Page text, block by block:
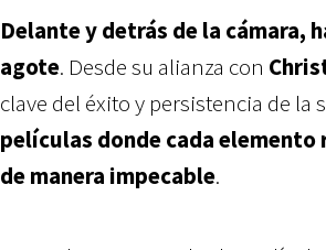
Delante y detrás de la cámara,
agote. Desde su alianza con
clave del éxito y persistencia de la
películas donde cada
de manera impecable.